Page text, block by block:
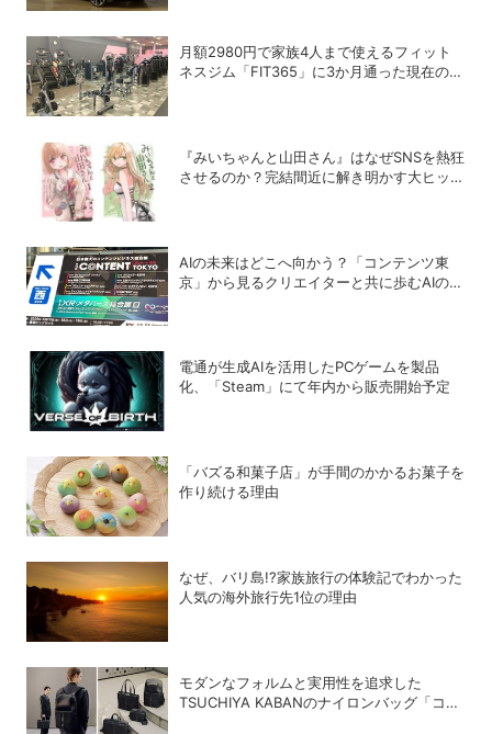
月額2980円で家族4人まで使えるフィット
ネスジム「FIT365」に3か月通った現在のリ
『みいちゃんと山田さん』はなぜSNSを熱狂
させるのか？完結間近に解き明かす大ヒット
AIの未来はどこへ向かう？「コンテンツ東
京」から見るクリエイターと共に歩むAIの可
電通が生成AIを活用したPCゲームを製品
化、「Steam」にて年内から販売開始予定
「バズる和菓子店」が手間のかかるお菓子を
作り続ける理由
なぜ、バリ島!?家族旅行の体験記でわかった
人気の海外旅行先1位の理由
モダンなフォルムと実用性を追求した
TSUCHIYA KABANのナイロンバッグ「コー